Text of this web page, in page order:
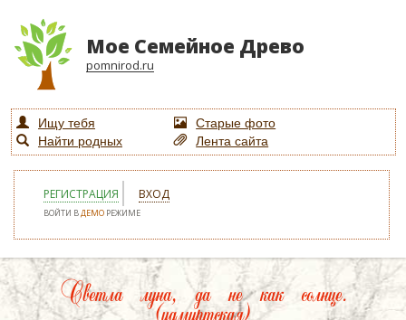
Мое Семейное Древо
pomnirod.ru
Ищу тебя
Старые фото
Найти родных
Лента сайта
РЕГИСТРАЦИЯ ВХОД
ВОЙТИ ВДЕМО РЕЖИМЕ
Светла луна, да не как солнце.